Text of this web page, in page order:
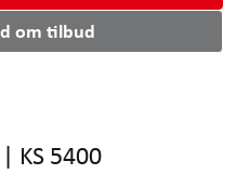
om tilbud
| KS 5400